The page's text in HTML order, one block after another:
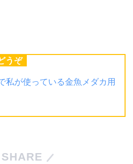
うぞ
私が使っている金魚メダカ用
SHARE